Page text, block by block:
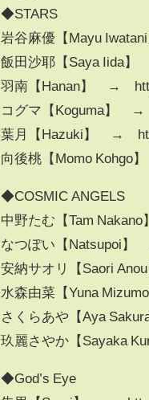
◆STARS
岩谷麻優【Mayu
飯田沙耶【Saya Iida
羽南【Hanan】 →
コグマ【Koguma】 →
葉月【Hazuki】 →
向後桃【Momo
◆COSMIC ANGELS
中野たむ【Tam
なつぽい【Natsupoi
安納サオリ【Saori
水森由菜【Yuna
さくらあや【Aya
玖麗さやか【Sayaka
◆God’s Eye